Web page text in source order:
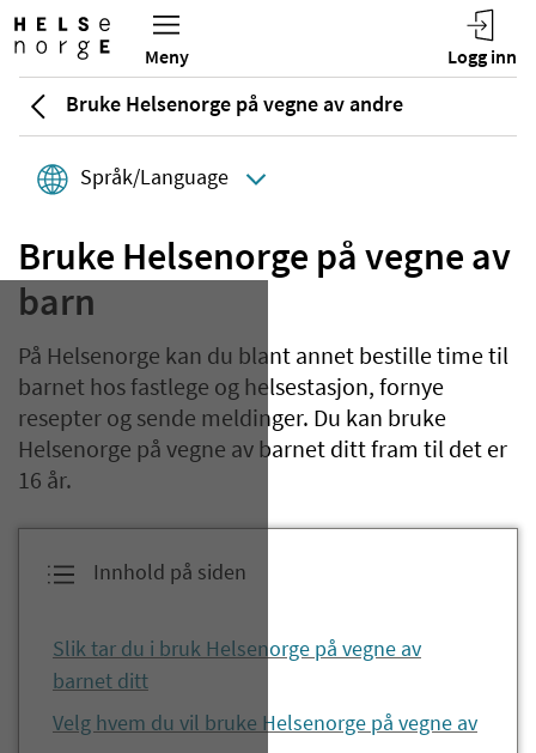
Bruke Helsenorge på vegne av andre
Språk/Language
Bruke Helsenorge på vegne av
barn
På Helsenorge kan du blant annet bestille time til
barnet hos fastlege og helsestasjon, fornye
resepter og sende meldinger. Du kan bruke
Helsenorge på vegne av barnet ditt fram til det er
16 år.
Innhold på siden
Slik tar du i bruk Helsenorge på vegne av
barnet ditt
Velg hvem du vil bruke Helsenorge på vegne av